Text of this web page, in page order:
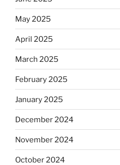
May 2025
April 2025
March 2025
February 2025
January 2025
December 2024
November 2024
October 2024